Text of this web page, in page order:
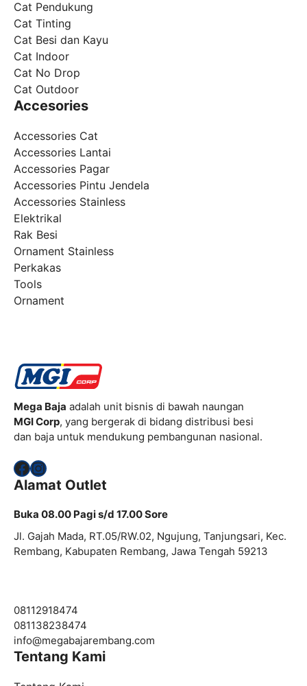
Cat Pendukung
Cat Tinting
Cat Besi dan Kayu
Cat Indoor
Cat No Drop
Cat Outdoor
Accesories
Accessories Cat
Accessories Lantai
Accessories Pagar
Accessories Pintu Jendela
Accessories Stainless
Elektrikal
Rak Besi
Ornament Stainless
Perkakas
Tools
Ornament
Mega Baja adalah unit bisnis di bawah naungan
MGI Corp, yang bergerak di bidang distribusi besi
dan baja untuk mendukung pembangunan nasional.
Facebook
Instagram
Alamat Outlet
Buka 08.00 Pagi s/d 17.00 Sore
Jl. Gajah Mada, RT.05/RW.02, Ngujung, Tanjungsari, Kec.
Rembang, Kabupaten Rembang, Jawa Tengah 59213
08112918474
081138238474
info@megabajarembang.com
Tentang Kami